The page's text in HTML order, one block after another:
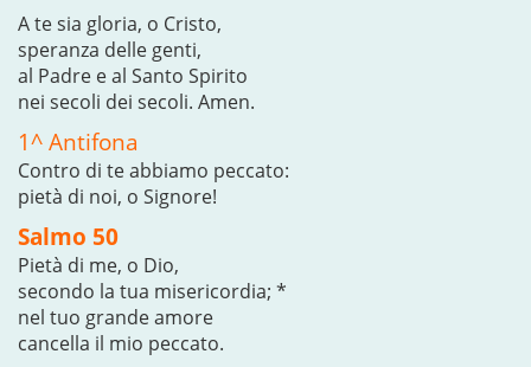
A te sia gloria, o Cristo,
speranza delle genti,
al Padre e al Santo Spirito
nei secoli dei secoli. Amen.
1^ Antifona
Contro di te abbiamo peccato:
pietà di noi, o Signore!
Salmo 50
Pietà di me, o Dio,
secondo la tua misericordia; *
nel tuo grande amore
cancella il mio peccato.